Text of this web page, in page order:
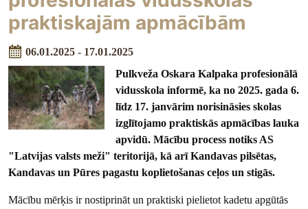
praktiskajām apmācībām
06.01.2025 - 17.01.2025
Pulkveža Oskara Kalpaka profesionālā
vidusskola informē, ka no 2025. gada 6.
līdz 17. janvārim norisināsies skolas
izglītojamo praktiskās apmācības lauka
apvidū. Mācību process notiks AS
"Latvijas valsts meži" teritorijā, kā arī Kandavas pilsētas,
Kandavas un Pūres pagastu koplietošanas ceļos un stigās.
Mācību mērķis ir nostiprināt un praktiski pielietot kadetu apgūtās